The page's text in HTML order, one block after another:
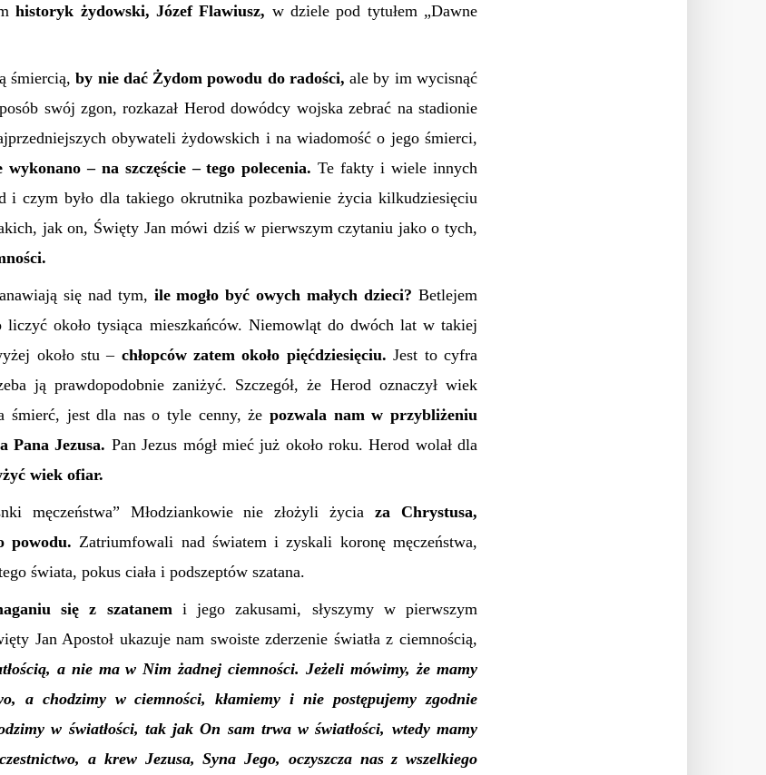
historyk żydowski, Józef Flawiusz, w dziele pod tytułem „Dawne
śmiercią,by nie dać Żydom powodu do radości, ale by im wycisnąć
swój zgon, rozkazał Herod dowódcy wojska zebrać na stadionie
obywateli żydowskich i na wiadomość o jego śmierci,
wykonano – na szczęście – tego polecenia. Te fakty i wiele innych
i czym było dla takiego okrutnika pozbawienie życia kilkudziesięciu
jak on, Święty Jan mówi dziś w pierwszym czytaniu jako o tych,
się nad tym, ile mogło być owych małych dzieci? Betlejem
liczyć około tysiąca mieszkańców. Niemowląt do dwóch lat w takiej
około stu – chłopców zatem około pięćdziesięciu. Jest to cyfra
ją prawdopodobnie zaniżyć. Szczegół, że Herod oznaczył wiek
śmierć, jest dla nas o tyle cenny, żepozwala nam w przybliżeniu
Pana Jezusa. Pan Jezus mógł mieć już około roku. Herod wolał dla
wiek ofiar.
męczeństwa” Młodziankowie nie złożyli życiaza Chrystusa,
powodu. Zatriumfowali nad światem i zyskali koronę męczeństwa,
świata, pokus ciała i podszeptów szatana.
się z szatanemi jego zakusami, słyszymy w pierwszym
Jan Apostoł ukazuje nam swoiste zderzenie światła z ciemnością,
a nie ma w Nim żadnej ciemności. Jeżeli mówimy, że mamy
a chodzimy w ciemności, kłamiemy i nie postępujemy zgodnie
w światłości, tak jak On sam trwa w światłości, wtedy mamy
a krew Jezusa, Syna Jego, oczyszcza nas z wszelkiego